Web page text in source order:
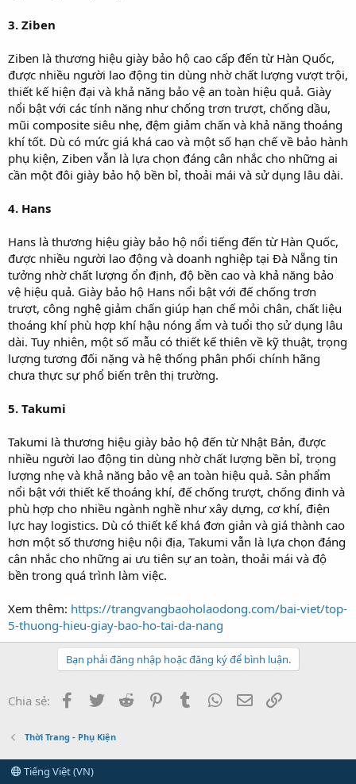
3. Ziben
Ziben là thương hiệu giày bảo hộ cao cấp đến từ Hàn Quốc,
được nhiều người lao động tin dùng nhờ chất lượng vượt trội,
thiết kế hiện đại và khả năng bảo vệ an toàn hiệu quả. Giày
nổi bật với các tính năng như chống trơn trượt, chống dầu,
mũi composite siêu nhẹ, đệm giảm chấn và khả năng thoáng
khí tốt. Dù có mức giá khá cao và một số hạn chế về bảo hành
phụ kiện, Ziben vẫn là lựa chọn đáng cân nhắc cho những ai
cần một đôi giày bảo hộ bền bỉ, thoải mái và sử dụng lâu dài.
4. Hans
Hans là thương hiệu giày bảo hộ nổi tiếng đến từ Hàn Quốc,
được nhiều người lao động và doanh nghiệp tại Đà Nẵng tin
tưởng nhờ chất lượng ổn định, độ bền cao và khả năng bảo
vệ hiệu quả. Giày bảo hộ Hans nổi bật với đế chống trơn
trượt, công nghệ giảm chấn giúp hạn chế mỏi chân, chất liệu
thoáng khí phù hợp khí hậu nóng ẩm và tuổi thọ sử dụng lâu
dài. Tuy nhiên, một số mẫu có thiết kế thiên về kỹ thuật, trọng
lượng tương đối nặng và hệ thống phân phối chính hãng
chưa thực sự phổ biến trên thị trường.
5. Takumi
Takumi là thương hiệu giày bảo hộ đến từ Nhật Bản, được
nhiều người lao động tin dùng nhờ chất lượng bền bỉ, trọng
lượng nhẹ và khả năng bảo vệ an toàn hiệu quả. Sản phẩm
nổi bật với thiết kế thoáng khí, đế chống trượt, chống đinh và
phù hợp cho nhiều ngành nghề như xây dựng, cơ khí, điện
lực hay logistics. Dù có thiết kế khá đơn giản và giá thành cao
hơn một số thương hiệu nội địa, Takumi vẫn là lựa chọn đáng
cân nhắc cho những ai ưu tiên sự an toàn, thoải mái và độ
bền trong quá trình làm việc.
Xem thêm: https://trangvangbaoholaodong.com/bai-viet/top-
5-thuong-hieu-giay-bao-ho-tai-da-nang
Bạn phải đăng nhập hoặc đăng ký để bình luận.
Chia sẻ: Facebook
Twitter Reddit PinterestTumblr WhatsApp
Email
Thời Trang - Phụ Kiện
Tiếng Việt (VN)